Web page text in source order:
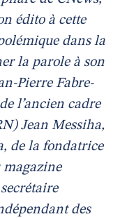
édito à cette
dans la
la parole à son
Pierre Fabre-
l’ancien cadre
Jean Messiha,
de la fondatrice
des